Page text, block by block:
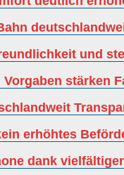
und
stärken
erhöhtes
dank